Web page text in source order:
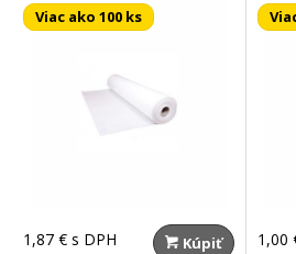
Viac ako 100 ks
1,87 €s DPH Kúpiť 1,00